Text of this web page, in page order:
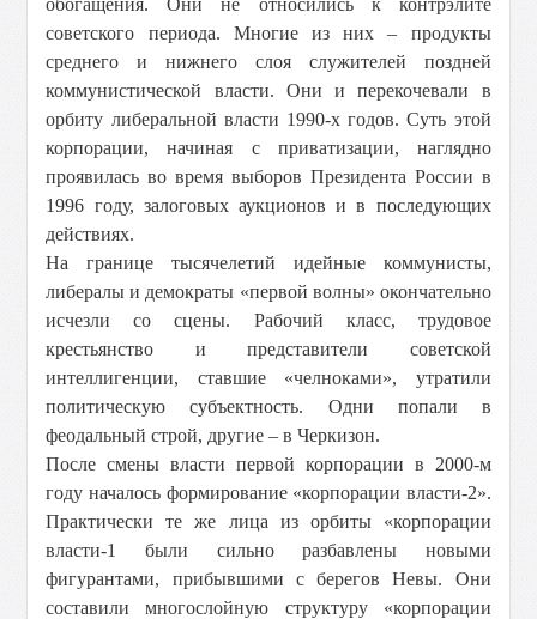
обогащения. Они не относились к контрэлите
советского периода. Многие из них – продукты
среднего и нижнего слоя служителей поздней
коммунистической власти. Они и перекочевали в
орбиту либеральной власти 1990-х годов. Суть этой
корпорации, начиная с приватизации, наглядно
проявилась во время выборов Президента России в
1996 году, залоговых аукционов и в последующих
действиях.
На границе тысячелетий идейные коммунисты,
либералы и демократы «первой волны» окончательно
исчезли со сцены. Рабочий класс, трудовое
крестьянство и представители советской
интеллигенции, ставшие «челноками», утратили
политическую субъектность. Одни попали в
феодальный строй, другие – в Черкизон.
После смены власти первой корпорации в 2000-м
году началось формирование «корпорации власти-2».
Практически те же лица из орбиты «корпорации
власти-1 были сильно разбавлены новыми
фигурантами, прибывшими с берегов Невы. Они
составили многослойную структуру «корпорации